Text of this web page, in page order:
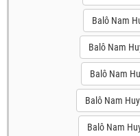
Balô Nam
Balô Nam
Balô Nam
Balô Nam
Balô Nam